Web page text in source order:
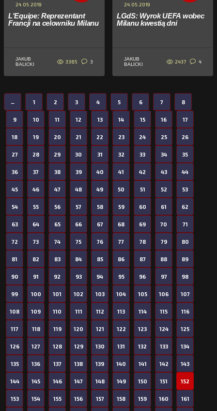
24.05.2019
L'Equipe: Reprezentant
Francji na celowniku Milanu
JAKUB
BALICKI
3385 3
24.05.2019
LGdS: Wyrok UEFA wobec
Milanu kwestią dni
JAKUB
BALICKI
2437 4
← 1 2 3 4 5 6 7 8
9 10 11 12 13 14 15 16 17
18 19 20 21 22 23 24 25 26
27 28 29 30 31 32 33 34 35
36 37 38 39 40 41 42 43 44
45 46 47 48 49 50 51 52 53
54 55 56 57 58 59 60 61 62
63 64 65 66 67 68 69 70 71
72 73 74 75 76 77 78 79 80
81 82 83 84 85 86 87 88 89
90 91 92 93 94 95 96 97 98
99 100 101 102 103 104 105 106 107
108 109 110 111 112 113 114 115 116
117 118 119 120 121 122 123 124 125
126 127 128 129 130 131 132 133 134
135 136 137 138 139 140 141 142 143
144 145 146 147 148 149 150 151 152
153 154 155 156 157 158 159 160 161